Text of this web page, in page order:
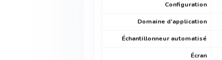
Configuration
Domaine d'application
Échantillonneur automatisé
Écran